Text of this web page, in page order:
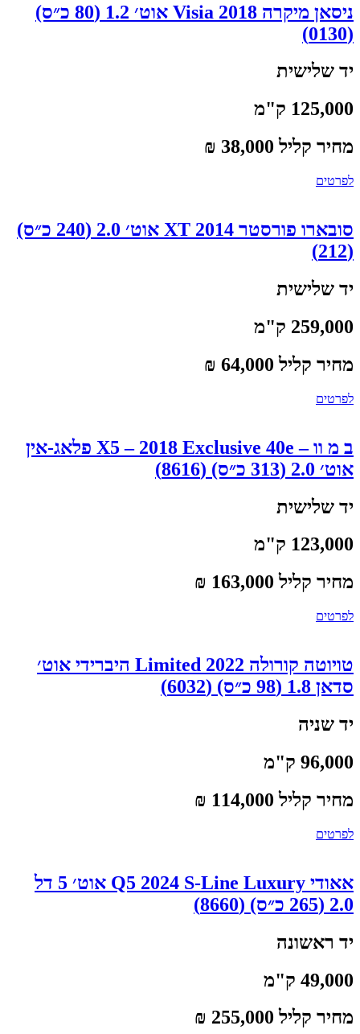
ניסאן מיקרה 2018 Visia אוט׳ 1.2 (80 כ״ס)
(0130)
יד שלישית
125,000 ק"מ
מחיר קליל 38,000 ₪
לפרטים
סובארו פורסטר 2014 XT אוט׳ 2.0 (240 כ״ס)
(212)
יד שלישית
259,000 ק"מ
מחיר קליל 64,000 ₪
לפרטים
ב מ וו – X5 – 2018 Exclusive 40e פלאג-אין
אוט׳ 2.0 (313 כ״ס) (8616)
יד שלישית
123,000 ק"מ
מחיר קליל 163,000 ₪
לפרטים
טויוטה קורולה 2022 Limited היברידי אוט׳
סדאן 1.8 (98 כ״ס) (6032)
יד שניה
96,000 ק"מ
מחיר קליל 114,000 ₪
לפרטים
אאודי Q5 2024 S-Line Luxury אוט׳ 5 דל
2.0 (265 כ״ס) (8660)
יד ראשונה
49,000 ק"מ
מחיר קליל 255,000 ₪